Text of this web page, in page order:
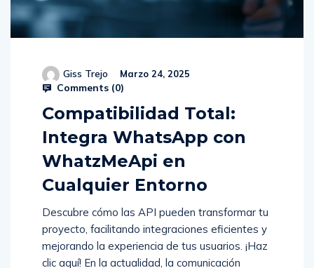
Giss Trejo Marzo 24, 2025
Comments (0)
Compatibilidad Total:
Integra WhatsApp con
WhatzMeApi en
Cualquier Entorno
Descubre cómo las API pueden transformar tu
proyecto, facilitando integraciones eficientes y
mejorando la experiencia de tus usuarios. ¡Haz
clic aquí! En la actualidad, la comunicación